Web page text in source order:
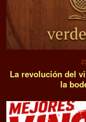
La revolución del
la